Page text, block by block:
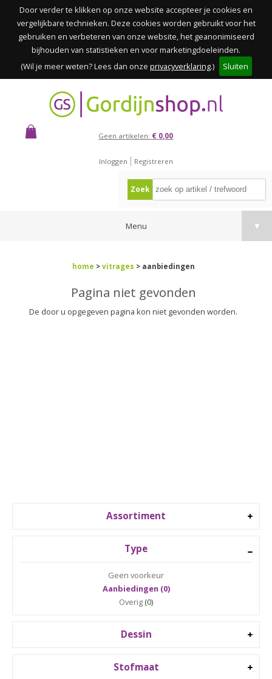
Door verder te klikken op onze website accepteer je cookies en
vergelijkbare technieken. Deze cookies worden gebruikt voor het
gebruiken en verbeteren van onze website, het geanonimiseerd
bijhouden van statistieken en voor marketingdoeleinden.
(Wil je meer weten? Lees dan onze privacyverklaring.) Sluiten
Geen artikelen: € 0,00
Inloggen Registreren
Zoek
Menu ▼
Assortiment
Type
Geen voorkeur
Aanbiedingen (0)
Overig (0)
Dessin
Stofmaat
home > vitrages > aanbiedingen
Pagina niet gevonden
De door u opgegeven pagina kon niet gevonden worden.